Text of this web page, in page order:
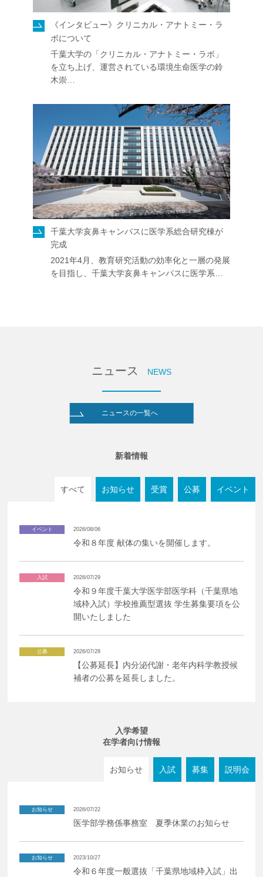
《インタビュー》クリニカル・アナトミー・ラ
ボについて
千葉大学の「クリニカル・アナトミー・ラボ」
を立ち上げ、運営されている環境生命医学の鈴
木崇…
千葉大学亥鼻キャンパスに医学系総合研究棟が
完成
2021年4月、教育研究活動の効率化と一層の発展
を目指し、千葉大学亥鼻キャンパスに医学系…
ニュース NEWS
ニュースの一覧へ
新着情報
すべて お知らせ 受賞 公募 イベント
イベント 2026/08/06
令和８年度 献体の集いを開催します。
入試 2026/07/29
令和９年度千葉大学医学部医学科（千葉県地
域枠入試）学校推薦型選抜 学生募集要項を公
開いたしました
公募 2026/07/28
【公募延長】内分泌代謝・老年内科学教授候
補者の公募を延長しました。
入学希望
在学者向け情報
お知らせ 入試 募集 説明会
お知らせ 2026/07/22
医学部学務係事務室 夏季休業のお知らせ
お知らせ 2023/10/27
令和６年度一般選抜「千葉県地域枠入試」出